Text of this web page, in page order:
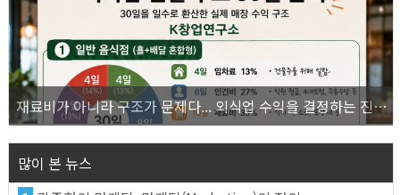
재료비가 아니라 구조가 문제다... 외식업 수익을 결정하는 진짜 숫자의 비밀
많이 본 뉴스